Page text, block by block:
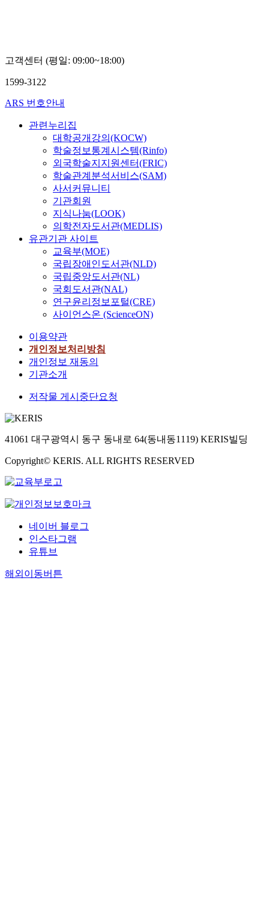
고객센터 (평일: 09:00~18:00)
1599-3122
ARS 번호안내
관련누리집
대학공개강의(KOCW)
학술정보통계시스템(Rinfo)
외국학술지지원센터(FRIC)
학술관계분석서비스(SAM)
사서커뮤니티
기관회원
지식나눔(LOOK)
의학전자도서관(MEDLIS)
유관기관 사이트
교육부(MOE)
국립장애인도서관(NLD)
국립중앙도서관(NL)
국회도서관(NAL)
연구윤리정보포털(CRE)
사이언스온 (ScienceON)
이용약관
개인정보처리방침
개인정보 재동의
기관소개
저작물 게시중단요청
41061 대구광역시 동구 동내로 64(동내동1119) KERIS빌딩
Copyright© KERIS. ALL RIGHTS RESERVED
네이버 블로그
인스타그램
유튜브
해외이동버튼